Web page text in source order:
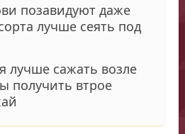
позавидуют даже
лучше сеять под
лучше сажать возле
получить втрое